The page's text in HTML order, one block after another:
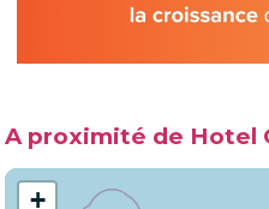
A proximité de Hotel
+